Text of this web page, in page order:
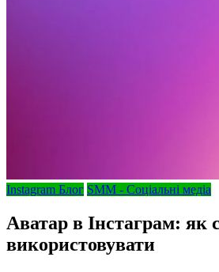
Instagram Блог SMM - Соціальні медіа
Аватар в Інстаграм: як
використовувати